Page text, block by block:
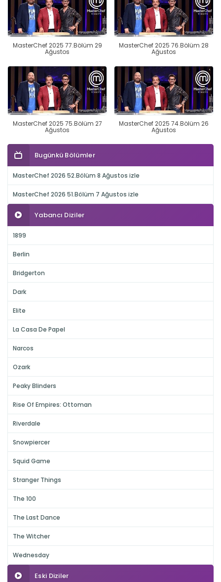
MasterChef 2025 77.Bölüm 29
Ağustos
MasterChef 2025 76.Bölüm 28
Ağustos
MasterChef 2025 75.Bölüm 27
Ağustos
MasterChef 2025 74.Bölüm 26
Ağustos
Bugünkü Bölümler
MasterChef 2026 52.Bölüm 8 Ağustos izle
MasterChef 2026 51.Bölüm 7 Ağustos izle
Yabancı Diziler
1899
Berlin
Bridgerton
Dark
Elite
La Casa De Papel
Narcos
Ozark
Peaky Blinders
Rise Of Empires: Ottoman
Riverdale
Snowpiercer
Squid Game
Stranger Things
The 100
The Last Dance
The Witcher
Wednesday
Eski Diziler